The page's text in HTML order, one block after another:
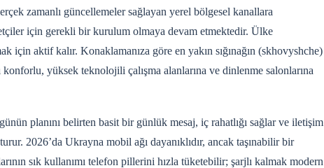
zamanlı güncellemeler sağlayan yerel bölgesel kanallara
için gerekli bir kurulum olmaya devam etmektedir. Ülke
için aktif kalır. Konaklamanıza göre en yakın sığınağın (skhovyshche)
yüksek teknolojili çalışma alanlarına ve dinlenme salonlarına
planını belirten basit bir günlük mesaj, iç rahatlığı sağlar ve iletişim
2026’da Ukrayna mobil ağı dayanıklıdır, ancak taşınabilir bir
sık kullanımı telefon pillerini hızla tüketebilir; şarjlı kalmak modern